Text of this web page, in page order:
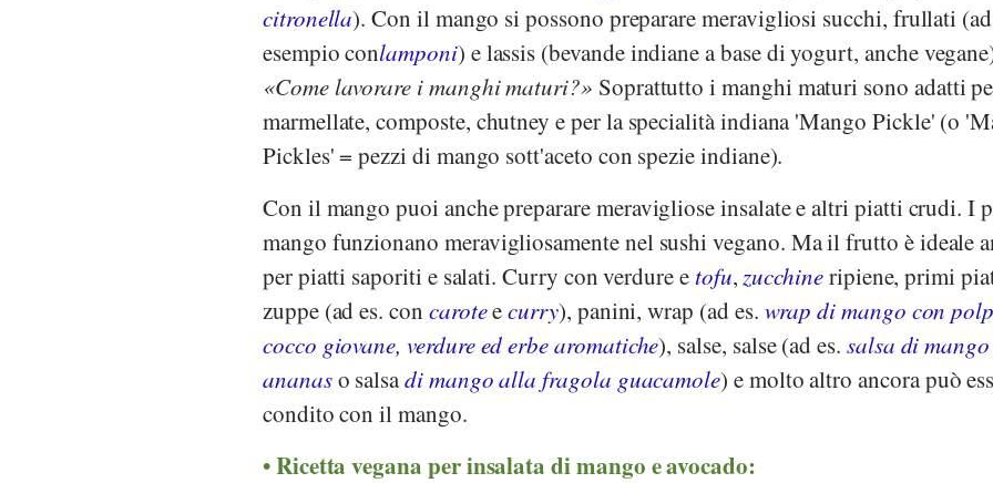
citronella). Con il mango si possono preparare meravigliosi succhi, frullati (ad
esempio conlamponi) e lassis (bevande indiane a base di yogurt, anche
Come lavorare i manghi maturi?
Soprattutto i manghi maturi sono adatti
marmellate, composte, chutney e per la specialità indiana 'Mango Pickle' (o
Pickles' = pezzi di mango sott'aceto con spezie indiane).
Con il mango puoi anche preparare meravigliose insalate e altri piatti crudi. I
mango funzionano meravigliosamente nel sushi vegano. Ma il frutto è ideale
per piatti saporiti e salati. Curry con verdure etofu,zucchineripiene, primi
zuppe (ad es. con caroteecurry), panini, wrap (ad es. wrap di mango con
cocco giovane, verdure ed erbe aromatiche), salse, salse (ad es. salsa di
ananaso salsadi mango alla fragola guacamole) e molto altro ancora può
condito con il mango.
Ricetta vegana per insalata di mango e avocado: